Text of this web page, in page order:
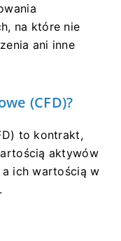
na które nie
ani inne
(CFD)?
to kontrakt,
aktywów
ich wartością w